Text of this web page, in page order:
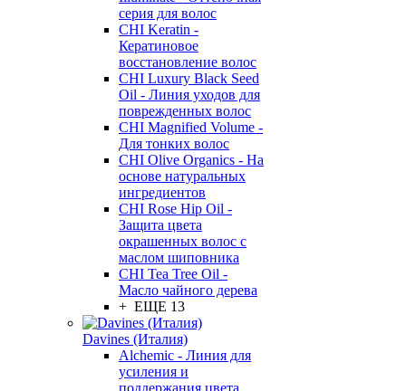
серия для волос
CHI Keratin -
Кератиновое
восстановление волос
CHI Luxury Black Seed
Oil - Линия уходов для
поврежденных волос
CHI Magnified Volume -
Для тонких волос
CHI Olive Organics - На
основе натуральных
ингредиентов
CHI Rose Hip Oil -
Защита цвета
окрашенных волос с
маслом шиповника
CHI Tea Tree Oil -
Масло чайного дерева
+ ЕЩЕ 13
Davines (Италия)
Alchemic - Линия для
усиления и
поддержания цвета